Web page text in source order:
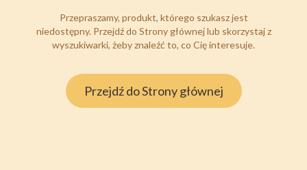
Przepraszamy, produkt, którego szukasz jest
niedostępny. Przejdź do Strony głównej lub skorzystaj z
wyszukiwarki, żeby znaleźć to, co Cię interesuje.
Przejdź do Strony głównej